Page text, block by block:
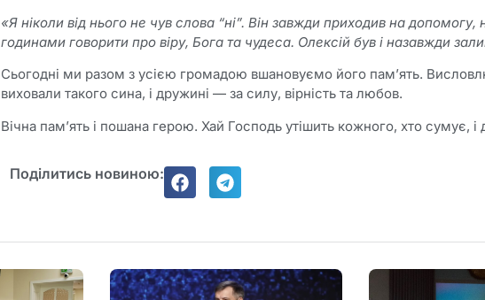
«Я ніколи від нього не чув слова “ні”. Він завжди приходив на
годинами говорити про віру, Бога та чудеса. Олексій був і назавжди
Сьогодні ми разом з усією громадою вшановуємо його пам’ять.
виховали такого сина, і дружині — за силу, вірність та любов.
Вічна пам’ять і пошана герою. Хай Господь утішить кожного, хто сумує,
Поділитись новиною: